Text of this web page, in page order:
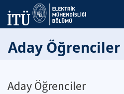
Aday Öğrenciler
Aday Öğrenciler